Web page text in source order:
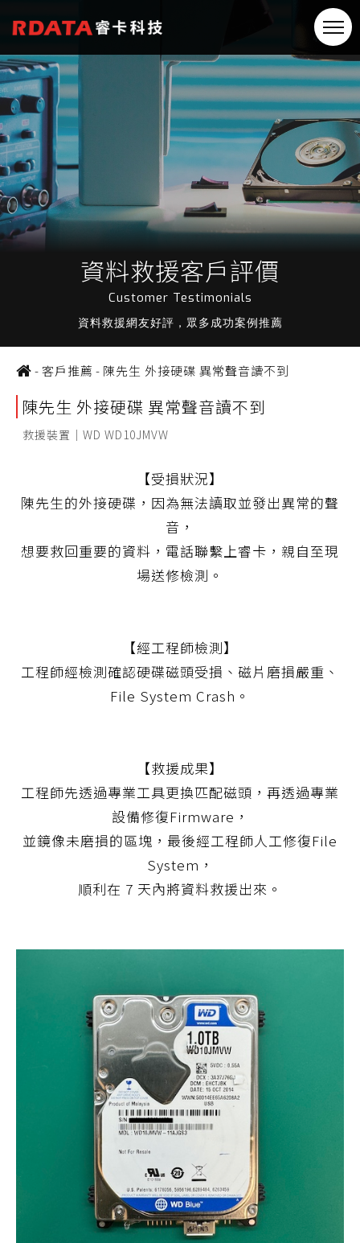
資料救援客戶評價
Customer Testimonials
資料救援網友好評，眾多成功案例推薦
-客戶推薦 - 陳先生 外接硬碟 異常聲音讀不到
陳先生 外接硬碟 異常聲音讀不到
救援裝置｜WD WD10JMVW
【受損狀況】
陳先生的外接硬碟，因為無法讀取並發出異常的聲
音，
想要救回重要的資料，電話聯繫上睿卡，親自至現
場送修檢測。
【經工程師檢測】
工程師經檢測確認硬碟磁頭受損、磁片磨損嚴重、
File System Crash。
【救援成果】
工程師先透過專業工具更換匹配磁頭，再透過專業
設備修復Firmware，
並鏡像未磨損的區塊，最後經工程師人工修復File
System，
順利在 7 天內將資料救援出來。